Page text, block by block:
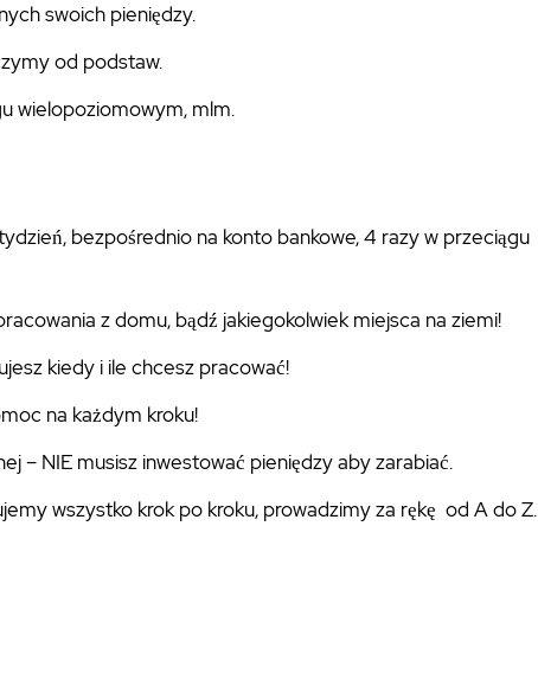
swoich pieniędzy.
od podstaw.
wielopoziomowym, mlm.
bezpośrednio na konto bankowe, 4 razy w przeciągu
z domu, bądź jakiegokolwiek miejsca na ziemi!
kiedy i ile chcesz pracować!
na każdym kroku!
– NIE musisz inwestować pieniędzy aby zarabiać.
wszystko krok po kroku, prowadzimy za rękę od A do Z.